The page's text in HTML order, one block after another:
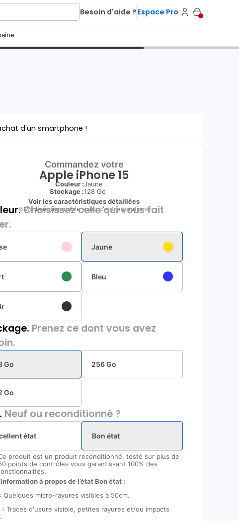
Besoin d'aide ?Espace Pro
d'un smartphone !
Commandez votre
Apple iPhone 15
Couleur :Jaune
Stockage :128 Go
Voir les caractéristiques détaillées
Modèle disponible avec d'autres options
Choisissez celle qui vous fait
Jaune
Bleu
Prenez ce dont vous avez
Go 256 Go
Go
Neuf ou reconditionné ?
état Bon état
produit est un produit reconditionné, testé sur plus de
points de contrôles vous garantissant 100% des
à propos de l’état Bon état :
Quelques micro-rayures visibles à 50cm.
: Traces d'usure visible, petites rayures et/ou impacts